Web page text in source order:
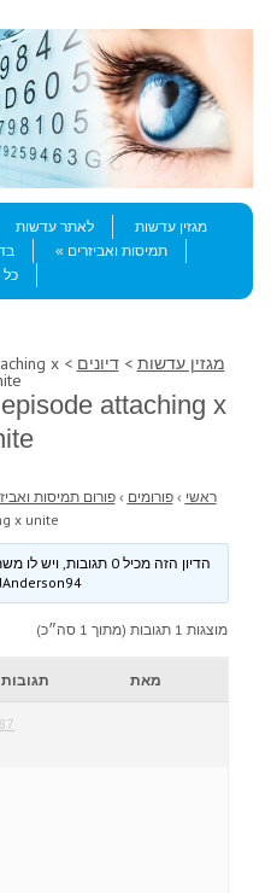
Menu
Skip to content
מגזין עדשות
לאתר עדשות
תמיסות ואביזרים
כל
מגזין עדשות >דיונים x
attaching x
ראשי › פורומים › פורום תמיסות
x unite.
הדיון הזה מכיל 0 תגובות, ויש לו משתתף 1, והוא עודכן לאחרונה ע״י
מוצגות 1 תגובות (מתוך 1 סה״כ)
מאת תגובות